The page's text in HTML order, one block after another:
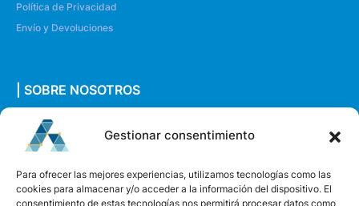
Gestionar consentimiento
Para ofrecer las mejores experiencias, utilizamos tecnologías como las
cookies para almacenar y/o acceder a la información del dispositivo. El
consentimiento de estas tecnologías nos permitirá procesar datos como
Política de Privacidad
Envío y Devoluciones
| SOBRE NOSOTROS
Quiénes somos
Envíanos un mensaje